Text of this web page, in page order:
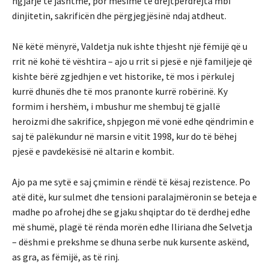
dinjitetin, sakrificën dhe përgjegjësinë ndaj atdheut.
Në këtë mënyrë, Valdetja nuk ishte thjesht një fëmijë që u
rrit në kohë të vështira – ajo u rrit si pjesë e një familjeje që
kishte bërë zgjedhjen e vet historike, të mos i përkulej
kurrë dhunës dhe të mos pranonte kurrë robërinë. Ky
formim i hershëm, i mbushur me shembuj të gjallë
heroizmi dhe sakrifice, shpjegon më vonë edhe qëndrimin e
saj të palëkundur në marsin e vitit 1998, kur do të bëhej
pjesë e pavdekësisë në altarin e kombit.
Ajo pa me sytë e saj çmimin e rëndë të kësaj rezistence. Po
atë ditë, kur sulmet dhe tensioni paralajmëronin se beteja e
madhe po afrohej dhe se gjaku shqiptar do të derdhej edhe
më shumë, plagë të rënda morën edhe Iliriana dhe Selvetja
– dëshmi e prekshme se dhuna serbe nuk kursente askënd,
as gra, as fëmijë, as të rinj.